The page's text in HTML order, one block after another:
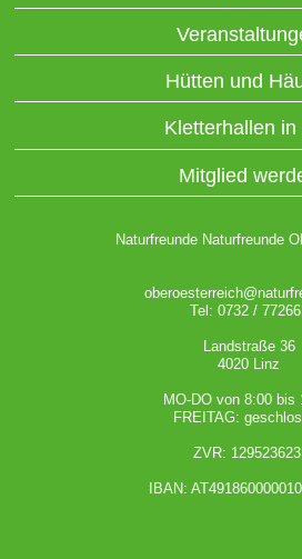
Hütten und
Kletterhallen in
Mitglied
Naturfreunde Naturfreunde
Tel: 0732 /
Landstraße 36
4020 Linz
MO-DO von 8:00 bis
FREITAG:
ZVR: 129523623
IBAN: